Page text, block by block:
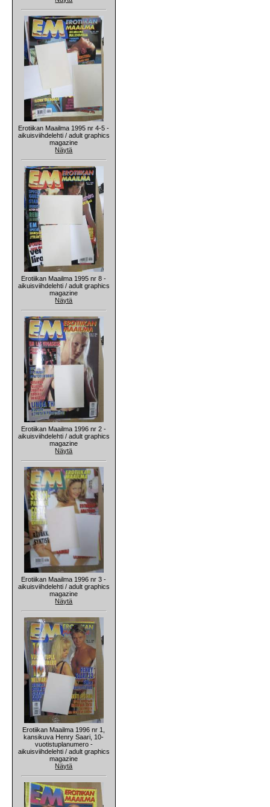
Erotiikan Maailma 1995 nr 4-5 -
aikuisviihdelehti / adult graphics
magazine
Näytä
Erotiikan Maailma 1995 nr 8 -
aikuisviihdelehti / adult graphics
magazine
Näytä
Erotiikan Maailma 1996 nr 2 -
aikuisviihdelehti / adult graphics
magazine
Näytä
Erotiikan Maailma 1996 nr 3 -
aikuisviihdelehti / adult graphics
magazine
Näytä
Erotiikan Maailma 1996 nr 1,
kansikuva Henry Saari, 10-
vuotistuplanumero -
aikuisviihdelehti / adult graphics
magazine
Näytä